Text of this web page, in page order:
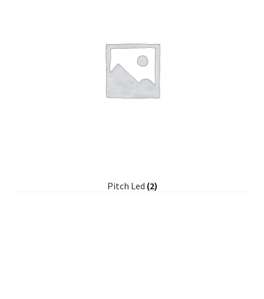
Pitch Led (2)